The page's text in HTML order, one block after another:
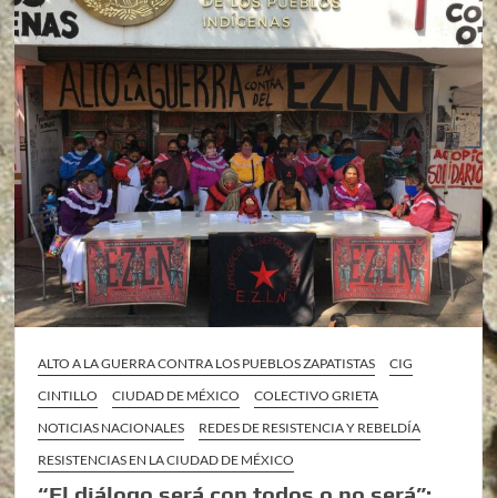
ALTO A LA GUERRA CONTRA LOS PUEBLOS ZAPATISTAS
CIG
CINTILLO
CIUDAD DE MÉXICO
COLECTIVO GRIETA
NOTICIAS NACIONALES
REDES DE RESISTENCIA Y REBELDÍA
RESISTENCIAS EN LA CIUDAD DE MÉXICO